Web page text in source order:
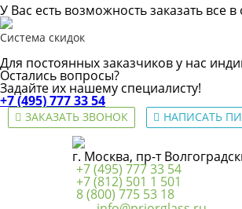
У Вас есть возможность заказать все
Система скидок
Для постоянных заказчиков у нас
Остались вопросы?
Задайте их нашему специалисту!
+7 (495) 777 33 54
ЗАКАЗАТЬ ЗВОНОК НАПИСАТЬ
г. Москва, пр-т
+7 (495) 777 33 54
+7 (812) 501 1 501
8 (800) 775 53 18